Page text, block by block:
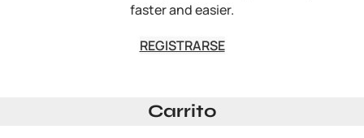
faster and easier.
REGISTRARSE
Carrito